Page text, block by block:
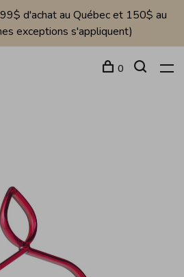
d'achat au Québec et 150$ au
exceptions s'appliquent)
0